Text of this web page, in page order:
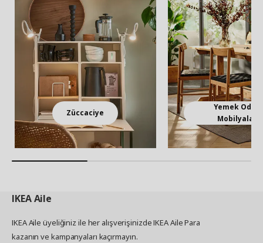
Züccaciye
Yemek Odası
Mobilyaları
IKEAAile
IKEA Aile üyeliğiniz ile her alışverişinizde IKEA Aile Para
kazanın ve kampanyaları kaçırmayın.